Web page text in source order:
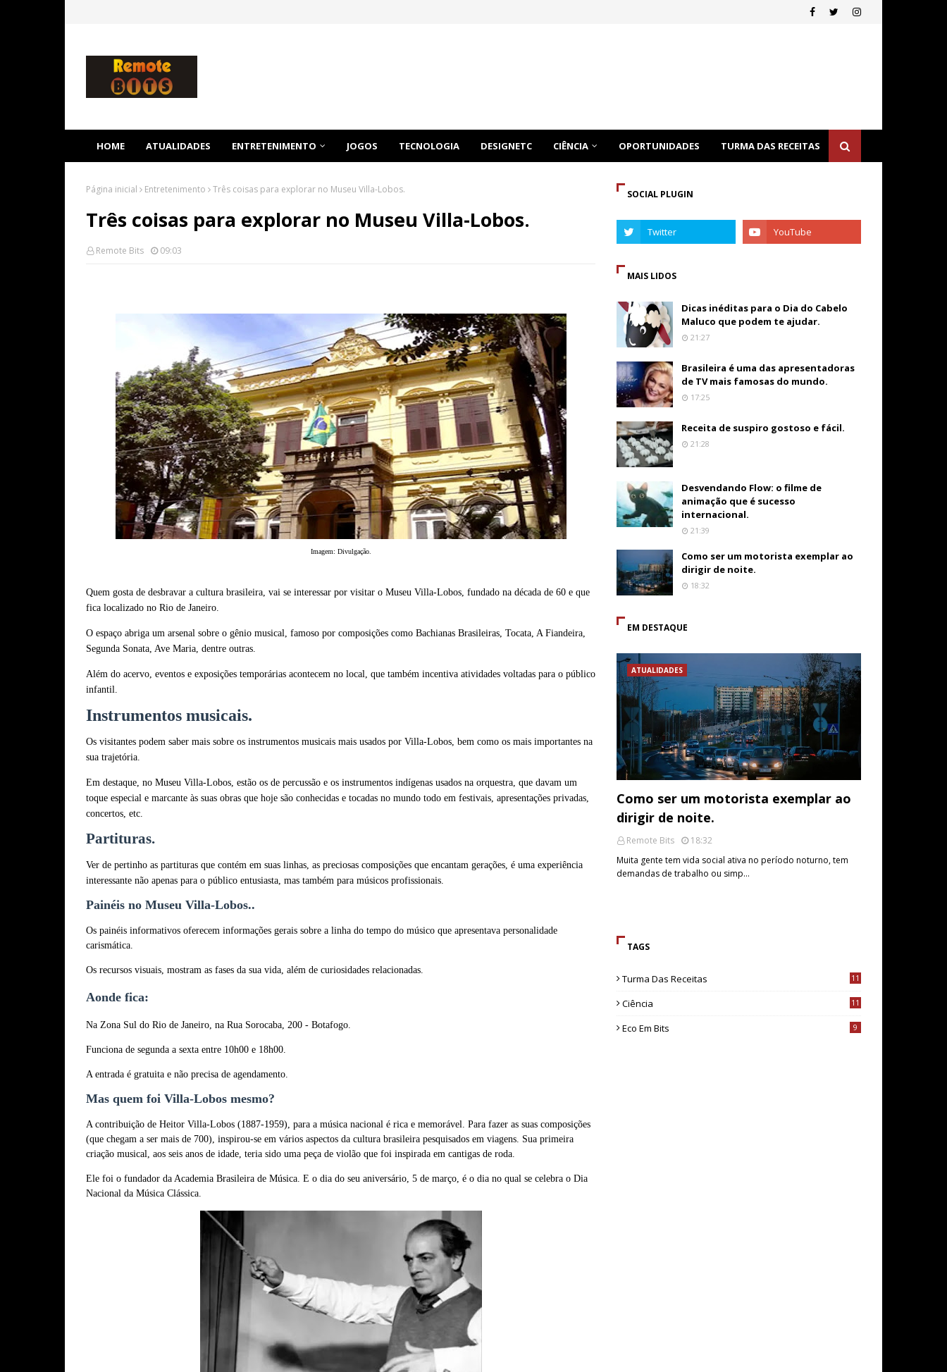
HOME ATUALIDADES ENTRETENIMENTO JOGOS TECNOLOGIA DESIGNETC CIÊNCIA OPORTUNIDADES TURMA DAS RECEITAS
Página inicial Entretenimento Três coisas para explorar no Museu Villa-Lobos.
Três coisas para explorar no Museu Villa-Lobos.
Remote Bits 09:03
Imagem: Divulgação.
Quem gosta de desbravar a cultura brasileira, vai se interessar por visitar o Museu Villa-Lobos, fundado na década de 60 e que
fica localizado no Rio de Janeiro.
O espaço abriga um arsenal sobre o gênio musical, famoso por composições como Bachianas Brasileiras, Tocata, A Fiandeira,
Segunda Sonata, Ave Maria, dentre outras.
Além do acervo, eventos e exposições temporárias acontecem no local, que também incentiva atividades voltadas para o público
infantil.
Instrumentos musicais.
Os visitantes podem saber mais sobre os instrumentos musicais mais usados por Villa-Lobos, bem como os mais importantes na
sua trajetória.
Em destaque, no Museu Villa-Lobos, estão os de percussão e os instrumentos indígenas usados na orquestra, que davam um
toque especial e marcante às suas obras que hoje são conhecidas e tocadas no mundo todo em festivais, apresentações privadas,
concertos, etc.
Partituras.
Ver de pertinho as partituras que contém em suas linhas, as preciosas composições que encantam gerações, é uma experiência
interessante não apenas para o público entusiasta, mas também para músicos profissionais.
Painéis no Museu Villa-Lobos..
Os painéis informativos oferecem informações gerais sobre a linha do tempo do músico que apresentava personalidade
carismática.
Os recursos visuais, mostram as fases da sua vida, além de curiosidades relacionadas.
Aonde fica:
Na Zona Sul do Rio de Janeiro, na Rua Sorocaba, 200 - Botafogo.
Funciona de segunda a sexta entre 10h00 e 18h00.
A entrada é gratuita e não precisa de agendamento.
Mas quem foi Villa-Lobos mesmo?
A contribuição de Heitor Villa-Lobos (1887-1959), para a música nacional é rica e memorável. Para fazer as suas composições
(que chegam a ser mais de 700), inspirou-se em vários aspectos da cultura brasileira pesquisados em viagens. Sua primeira
criação musical, aos seis anos de idade, teria sido uma peça de violão que foi inspirada em cantigas de roda.
Ele foi o fundador da Academia Brasileira de Música. E o dia do seu aniversário, 5 de março, é o dia no qual se celebra o Dia
Nacional da Música Clássica.
SOCIAL PLUGIN
MAIS LIDOS
Dicas inéditas para o Dia do Cabelo
Maluco que podem te ajudar.
21:27
Brasileira é uma das apresentadoras
de TV mais famosas do mundo.
17:25
Receita de suspiro gostoso e fácil.
21:28
Desvendando Flow: o filme de
animação que é sucesso
internacional.
21:39
Como ser um motorista exemplar ao
dirigir de noite.
18:32
EM DESTAQUE
ATUALIDADES
Como ser um motorista exemplar ao
dirigir de noite.
Remote Bits
18:32
Muita gente tem vida social ativa no período noturno, tem
demandas de trabalho ou simp…
TAGS
Turma Das Receitas 11
Ciência 11
Eco Em Bits 9